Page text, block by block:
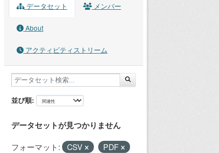
データセット メンバー
About
アクティビティストリーム
並び順
データセットが見つかりません
フォーマット: CSV
PDF